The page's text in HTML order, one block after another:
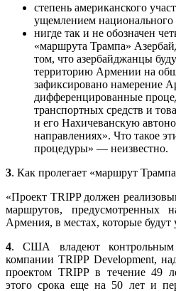
степень американского
ущемлением национального
нигде так и не обозначен
«маршрута Трампа»
том, что азербайджанцы
территорию Армении на
зафиксировано намерение
дифференцированные
транспортных средств и
и его Нахичеванскую
направлениях». Что такое
процедуры» — неизвестно.
3. Как пролегает «маршрут
«Проект TRIPP должен
маршрутов, предусмотренных
Армения, в местах, которые
4. США владеют
компании TRIPP Development,
проектом TRIPP в течение 49
этого срока еще на 50 лет и